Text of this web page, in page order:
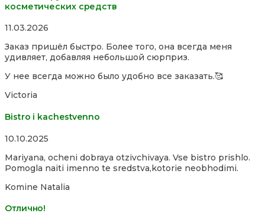
косметических средств
Rated
out
of
11.03.2026
Заказ пришёл быстро. Более того, она всегда меня
удивляет, добавляя небольшой сюрприз.
У нее всегда можно было удобно все заказать.🥰
Victoria
Bistro i kachestvenno
Rated
out
of
10.10.2025
Mariyana, ocheni dobraya otzivchivaya. Vse bistro prishlo.
Pomogla naiti imenno te sredstva,kotorie neobhodimi.
Komine Natalia
Отлично!